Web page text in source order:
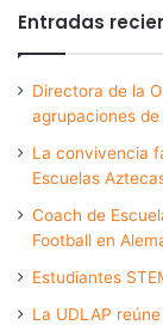
Entradas
Directora de la
agrupaciones
La convivencia
Escuelas
Coach de
Football en
Estudiantes
La UDLAP